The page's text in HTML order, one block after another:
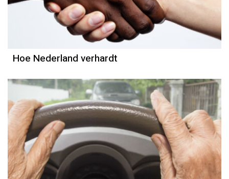
Hoe Nederland verhardt